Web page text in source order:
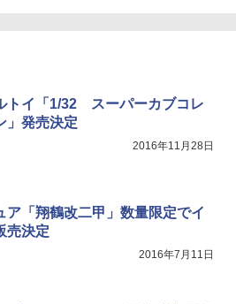
トイ「1/32 スーパーカブコレ
」発売決定
2016年11月28日
ア「翔鶴改二甲」数量限定でイ
売決定
2016年7月11日